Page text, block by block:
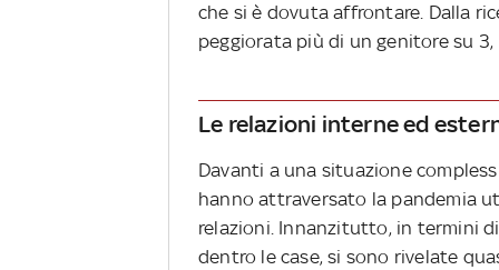
che si è dovuta affrontare. Dalla
peggiorata più di un genitore su 3,
Le relazioni interne ed
Davanti a una situazione
hanno attraversato la pandemia
relazioni. Innanzitutto, in termini
dentro le case, si sono rivelate